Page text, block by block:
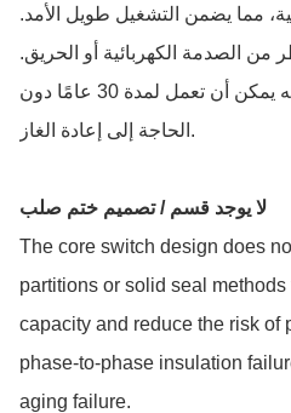
مما يضمن التشغيل طويل الأمد.
من الصدمة الكهربائية أو الحريق.
ضيق الغاز الممتاز يضمن أنه يمكن أن تعمل لمدة 30 عامًا دون
الحاجة إلى إعادة الغاز.
لا يوجد قسم / تصميم ختم صلب
The core switch design does
partitions or solid seal
capacity and reduce the risk of
phase-to-phase insulation
aging failure.